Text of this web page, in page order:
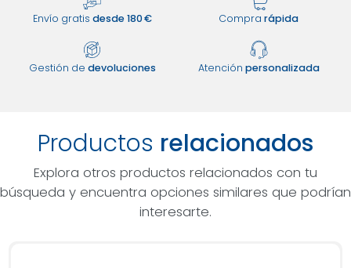
Envío gratis desde 180 € Comprarápida
Gestión de devoluciones Atención personalizada
Productos relacionados
Explora otros productos relacionados con tu
búsqueda y encuentra opciones similares que podrían
interesarte.